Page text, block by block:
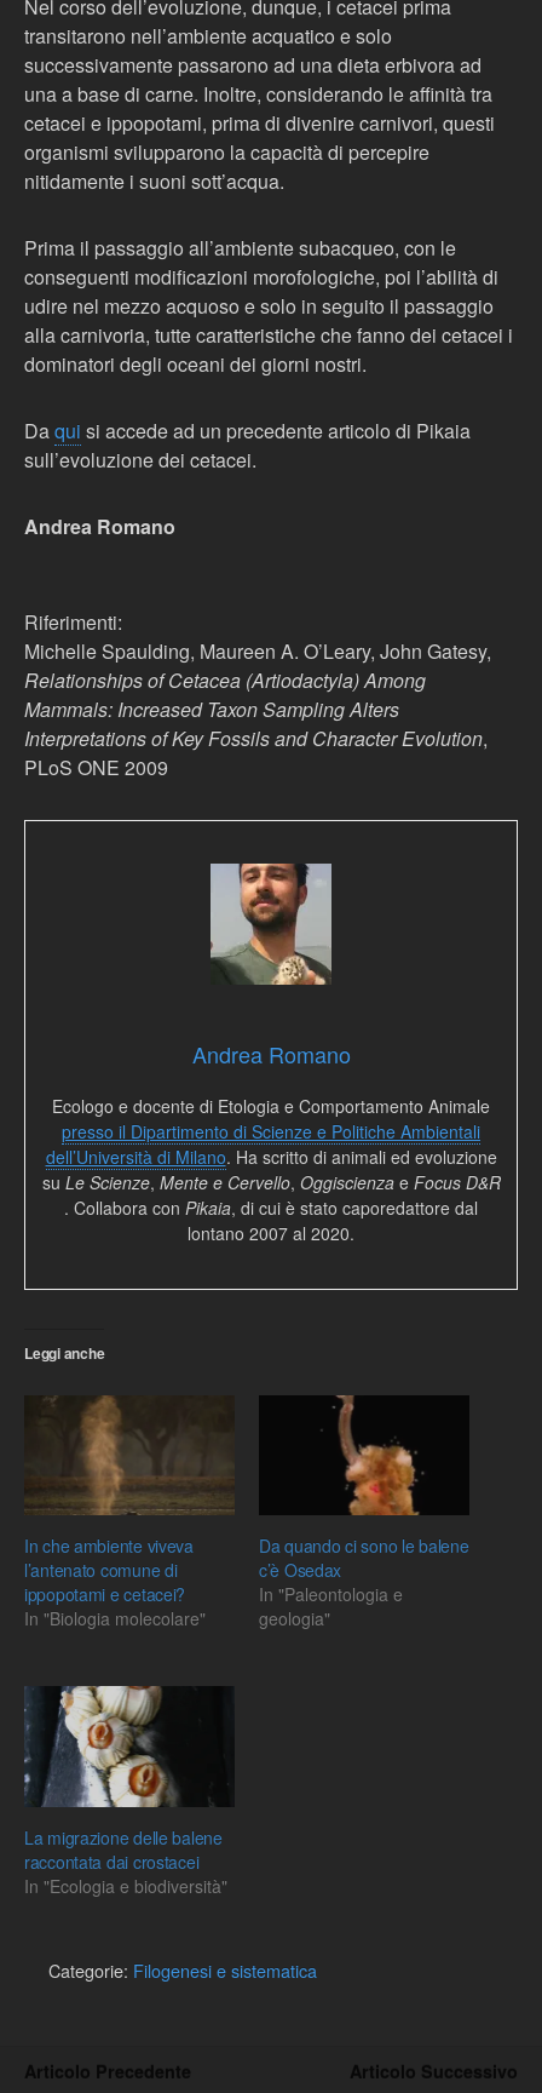
Nel corso dell’evoluzione, dunque, i cetacei prima
transitarono nell’ambiente acquatico e solo
successivamente passarono ad una dieta erbivora ad
una a base di carne. Inoltre, considerando le affinità tra
cetacei e ippopotami, prima di divenire carnivori, questi
organismi svilupparono la capacità di percepire
nitidamente i suoni sott’acqua.
Prima il passaggio all’ambiente subacqueo, con le
conseguenti modificazioni morofologiche, poi l’abilità di
udire nel mezzo acquoso e solo in seguito il passaggio
alla carnivoria, tutte caratteristiche che fanno dei cetacei i
dominatori degli oceani dei giorni nostri.
Daqui si accede ad un precedente articolo di Pikaia
sull’evoluzione dei cetacei.
Andrea Romano
Riferimenti:
Michelle Spaulding, Maureen A. O’Leary, John Gatesy,
Relationships of Cetacea (Artiodactyla) Among
Mammals: Increased Taxon Sampling Alters
Interpretations of Key Fossils and Character Evolution,
PLoS ONE 2009
Andrea Romano
Ecologo e docente di Etologia e Comportamento Animale
presso il Dipartimento di Scienze e Politiche Ambientali
dell’Università di Milano. Ha scritto di animali ed evoluzione
su Le Scienze, Mente e Cervello, Oggiscienzae Focus D&R
. Collabora con Pikaia, di cui è stato caporedattore dal
lontano 2007 al 2020.
Leggi anche
In che ambiente viveva
l’antenato comune di
ippopotami e cetacei?
In "Biologia molecolare"
Da quando ci sono le balene
c’è Osedax
In "Paleontologia e
geologia"
La migrazione delle balene
raccontata dai crostacei
In "Ecologia e biodiversità"
Categorie: Filogenesi e sistematica
Articolo Precedente Articolo Successivo